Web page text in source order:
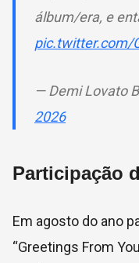
álbum/era, e
pic.twitter.com/
— Demi Lovato
2026
Participação
Em agosto do ano
“Greetings From